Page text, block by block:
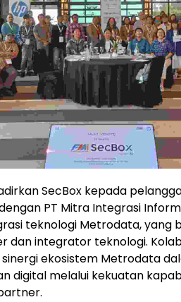
SecBox kepada
PT Mitra Integrasi
teknologi Metrodata, yang
dan integrator teknologi.
ekosistem Metrodata
digital melalui kekuatan